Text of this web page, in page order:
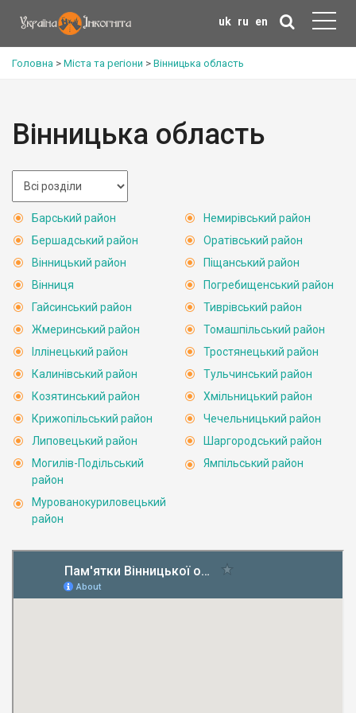
uk ru en
Головна > Міста та регіони > Вінницька область
Вінницька область
Барський район
Бершадський район
Вінницький район
Вінниця
Гайсинський район
Жмеринський район
Іллінецький район
Калинівський район
Козятинський район
Крижопільський район
Липовецький район
Могилів-Подільський
район
Мурованокуриловецький
район
Немирівський район
Оратівський район
Піщанський район
Погребищенський район
Тиврівський район
Томашпільський район
Тростянецький район
Тульчинський район
Хмільницький район
Чечельницький район
Шаргородський район
Ямпільський район